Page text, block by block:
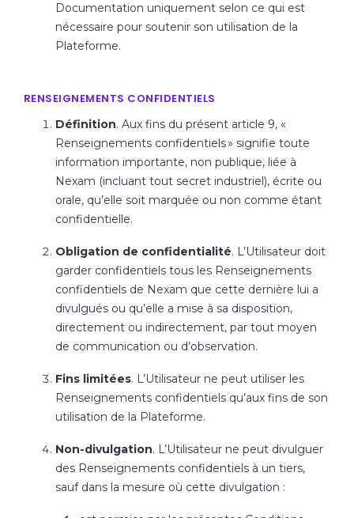
Documentation uniquement selon ce qui est
nécessaire pour soutenir son utilisation de la
Plateforme.
RENSEIGNEMENTS CONFIDENTIELS
Définition. Aux fins du présent article 9, «
Renseignements confidentiels» signifie toute
information importante, non publique, liée à
Nexam (incluant tout secret industriel), écrite ou
orale, qu’elle soit marquée ou non comme étant
confidentielle.
Obligation de confidentialité. L’Utilisateur doit
garder confidentiels tous les Renseignements
confidentiels de Nexam que cette dernière lui a
divulgués ou qu’elle a mise à sa disposition,
directement ou indirectement, par tout moyen
de communication ou d’observation.
Fins limitées. L’Utilisateur ne peut utiliser les
Renseignements confidentiels qu’aux fins de son
utilisation de la Plateforme.
Non-divulgation. L’Utilisateur ne peut divulguer
des Renseignements confidentiels à un tiers,
sauf dans la mesure où cette divulgation :